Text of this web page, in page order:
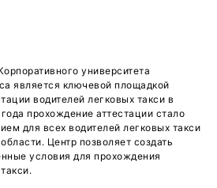
университета
является ключевой площадкой
водителей легковых такси в
прохождение аттестации стало
для всех водителей легковых такси
Центр позволяет создать
условия для прохождения